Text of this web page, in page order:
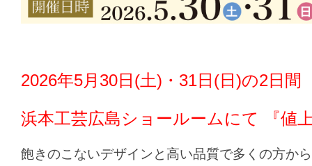
2026年5月30日(土)・31日(日)の2日間
浜本工芸広島ショールームにて 『値
飽きのこないデザインと高い品質で多くの方か